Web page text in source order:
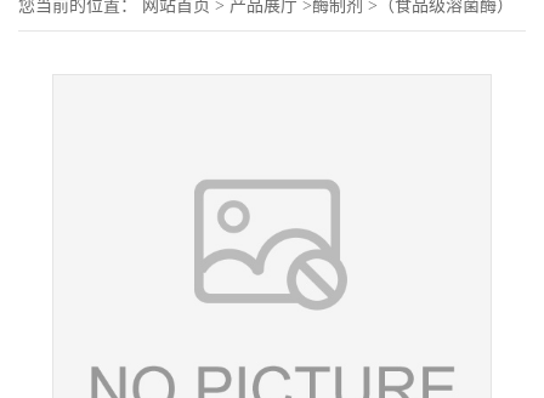
您当前的位置： 网站首页 > 产品展厅 >酶制剂 > （食品级溶菌酶）